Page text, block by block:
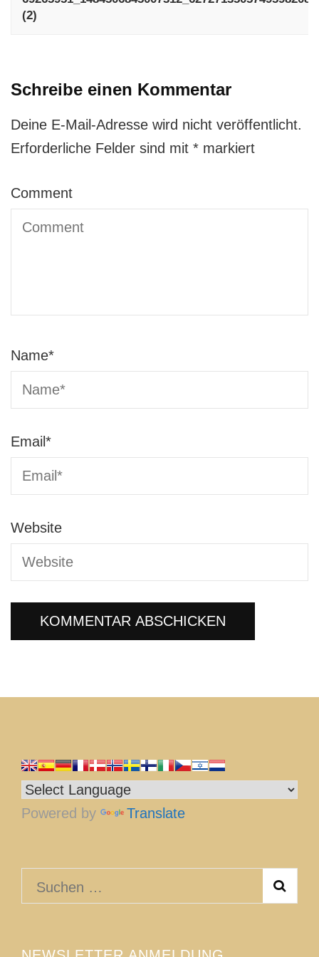
(2)
Schreibe einen Kommentar
Deine E-Mail-Adresse wird nicht veröffentlicht.
Erforderliche Felder sind mit * markiert
Comment
Name*
Email*
Website
Powered by Translate
Suchen